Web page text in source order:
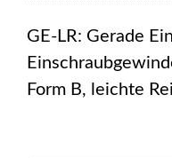
GE-LR: Gerade
Form B, leichte